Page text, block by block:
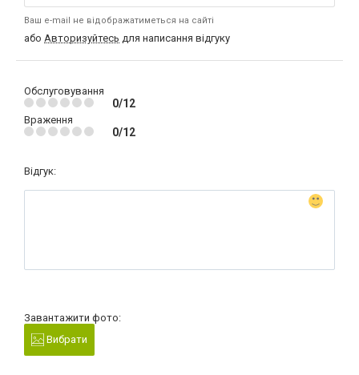
Ваш e-mail не відображатиметься на сайті
або Авторизуйтесь для написання відгуку
Обслуговування
0/12
Враження
0/12
Відгук:
Завантажити фото:
Вибрати